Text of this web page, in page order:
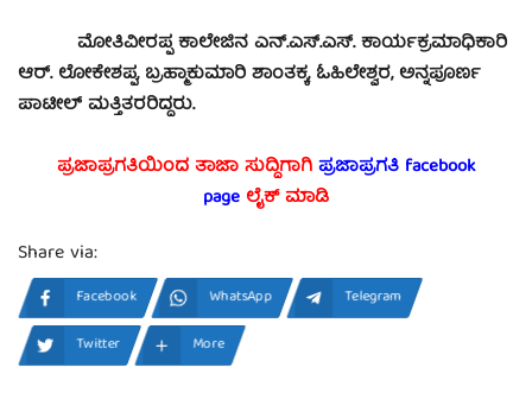
ಮೋತಿವೀರಪ್ಪ ಕಾಲೇಜಿನ ಎನ್.ಎಸ್.ಎಸ್. ಕಾರ್ಯಕ್ರಮಾಧಿಕಾರಿ
ಆರ್. ಲೋಕೇಶಪ್ಪ, ಬ್ರಹ್ಮಾಕುಮಾರಿ ಶಾಂತಕ್ಕ, ಓಹಿಲೇಶ್ವರ, ಅನ್ನಪೂರ್ಣ
ಪಾಟೀಲ್ ಮತ್ತಿತರರಿದ್ದರು.
ಪ್ರಜಾಪ್ರಗತಿಯಿಂದ ತಾಜಾ ಸುದ್ದಿಗಾಗಿಪ್ರಜಾಪ್ರಗತಿ facebook
page ಲೈಕ್ ಮಾಡಿ
Share via:
Facebook WhatsApp
Telegram
Twitter
More